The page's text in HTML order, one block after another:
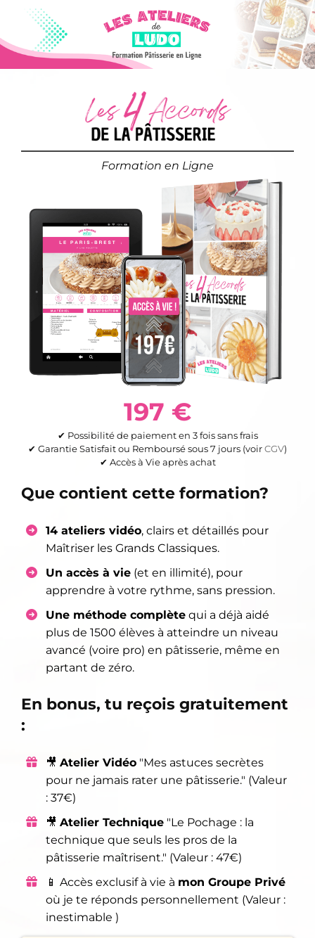
Formation en Ligne
197 €
✔︎ Possibilité de paiement en 3 fois sans frais
✔︎ Garantie Satisfait ou Remboursé sous 7 jours (voirCGV)
✔︎ Accès à Vie après achat
Que contient cette formation?
14 ateliers vidéo, clairs et détaillés pour
Maîtriser les Grands Classiques.
Un accès à vie (et en illimité), pour
apprendre à votre rythme, sans pression.
Une méthode complète qui a déjà aidé
plus de 1500 élèves à atteindre un niveau
avancé (voire pro) en pâtisserie, même en
partant de zéro.
En bonus, tu reçois gratuitement
:
🎥 Atelier Vidéo "Mes astuces secrètes
pour ne jamais rater une pâtisserie." (Valeur
: 37€)
🎥 Atelier Technique "Le Pochage : la
technique que seuls les pros de la
pâtisserie maîtrisent." (Valeur : 47€)
📱 Accès exclusif à vie à mon Groupe Privé
où je te réponds personnellement (Valeur :
inestimable )